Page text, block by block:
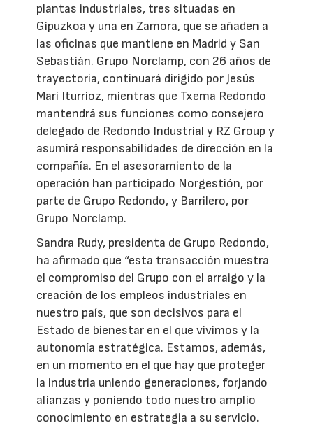
plantas industriales, tres situadas en
Gipuzkoa y una en Zamora, que se añaden a
las oficinas que mantiene en Madrid y San
Sebastián. Grupo Norclamp, con 26 años de
trayectoria, continuará dirigido por Jesús
Mari Iturrioz, mientras que Txema Redondo
mantendrá sus funciones como consejero
delegado de Redondo Industrial y RZ Group y
asumirá responsabilidades de dirección en la
compañía. En el asesoramiento de la
operación han participado Norgestión, por
parte de Grupo Redondo, y Barrilero, por
Grupo Norclamp.
Sandra Rudy, presidenta de Grupo Redondo,
ha afirmado que “esta transacción muestra
el compromiso del Grupo con el arraigo y la
creación de los empleos industriales en
nuestro país, que son decisivos para el
Estado de bienestar en el que vivimos y la
autonomía estratégica. Estamos, además,
en un momento en el que hay que proteger
la industria uniendo generaciones, forjando
alianzas y poniendo todo nuestro amplio
conocimiento en estrategia a su servicio.